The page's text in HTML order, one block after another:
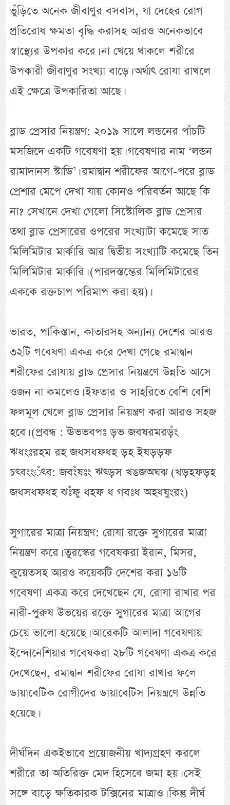
ভুঁড়িতে অনেক জীবাণুর বসবাস, যা দেহের রোগ
প্রতিরোধ ক্ষমতা বৃদ্ধি করাসহ আরও অনেকভাবে
স্বাস্থ্যের উপকার করে। না খেয়ে থাকলে শরীরে
উপকারী জীবাণুর সংখ্যা বাড়ে। অর্থাৎ রোযা রাখলে
এই ক্ষেত্রে উপকারিতা আছে।
ব্লাড প্রেসার নিয়ন্ত্রণ: ২০১৯ সালে লন্ডনের পাঁচটি
মসজিদে একটি গবেষণা হয়। গবেষণার নাম ‘লন্ডন
রামাদানস স্টাডি’। রমাদ্বান শরীফের আগে-পরে ব্লাড
প্রেশার মেপে দেখা যায় কোনও পরিবর্তন আছে কি
না? সেখানে দেখা গেলো সিস্টোলিক ব্লাড প্রেসার
তথা ব্লাড প্রেসারের ওপরের সংখ্যাটা কমেছে সাত
মিলিমিটার মার্কারি আর দ্বিতীয় সংখ্যাটি কমেছে তিন
মিলিমিটার মার্কারি। (পারদস্তম্ভের মিলিমিটারের
এককে রক্তচাপ পরিমাপ করা হয়)।
ভারত, পাকিস্তান, কাতারসহ অন্যান্য দেশের আরও
৩২টি গবেষণা একত্র করে দেখা গেছে রমাদ্বান
শরীফের রোযায় ব্লাড প্রেসার নিয়ন্ত্রণে উন্নতি আসে
ওজন না কমলেও। ইফতার ও সাহরিতে বেশি বেশি
ফলমূল খেলে ব্লাড প্রেসার নিয়ন্ত্রণ করা আরও সহজ
হবে। (প্রবন্ধ : ঊভভবপঃ ড়ভ জবষরমরড়ঁং
ঋধংঃরহম রহ জধসধফধহ ড়হ ইষড়ড়ফ
চৎবংংঁৎব: জবংঁষঃং ঋৎড়স খঙজঅঘঝ (খড়হফড়হ
জধসধফধহ ঝঃঁফু ধহফ ধ গবঃধ অহধষুংরং)
সুগারের মাত্রা নিয়ন্ত্রণ: রোযা রক্তে সুগারের মাত্রা
নিয়ন্ত্রণ করে। তুরস্কের গবেষকরা ইরান, মিসর,
কুয়েতসহ আরও কয়েকটি দেশের করা ১৬টি
গবেষণা একত্র করে দেখেছেন যে, রোযা রাখার পর
নারী-পুরুষ উভয়ের রক্তে সুগারের মাত্রা আগের
চেয়ে ভালো হয়েছে। আরেকটি আলাদা গবেষণায়
ইন্দোনেশিয়ার গবেষকরা ২৮টি গবেষণা একত্র করে
দেখেছেন, রমাদ্বান শরীফের রোযা রাখার ফলে
ডায়াবেটিক রোগীদের ডায়াবেটিস নিয়ন্ত্রণে উন্নতি
হয়েছে।
দীর্ঘদিন একইভাবে প্রয়োজনীয় খাদ্যগ্রহণ করলে
শরীরে তা অতিরিক্ত মেদ হিসেবে জমা হয়। সেই
সঙ্গে বাড়ে ক্ষতিকারক টক্সিনের মাত্রাও। কিন্তু দীর্ঘ